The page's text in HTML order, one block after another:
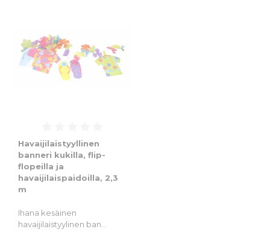
Havaijilaistyyllinen
banneri kukilla, flip-
flopeilla ja
havaijilaispaidoilla, 2,3
m
Ihana kesäinen
havaijilaistyylinen ban…